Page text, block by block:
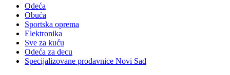
Odeća
Obuća
Sportska oprema
Elektronika
Sve za kuću
Odeća za decu
Specijalizovane prodavnice Novi Sad